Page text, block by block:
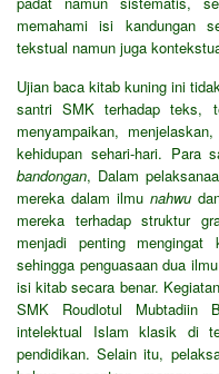
memahami isi kandungan
tekstual namun juga
Ujian baca kitab kuning ini
santri SMK terhadap teks,
menyampaikan,
kehidupan sehari-hari. Para
bandongan, Dalam
mereka dalam ilmu nahwu
mereka terhadap struktur
menjadi penting
sehingga penguasaan dua
isi kitab secara benar.
SMK Roudlotul Mubtadiin
intelektual Islam klasik di
pendidikan. Selain itu,